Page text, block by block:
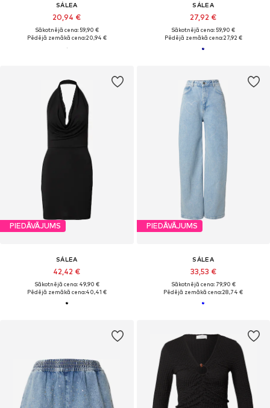
SÁLEA
20,94 €
Sākotnējā cena: 59,90 €
Pēdējā zemākā cena:20,94 €
SÁLEA
27,92 €
Sākotnējā cena: 59,90 €
Pēdējā zemākā cena:27,92 €
PIEDĀVĀJUMS
SÁLEA
42,42 €
Sākotnējā cena: 49,90 €
Pēdējā zemākā cena:40,41 €
PIEDĀVĀJUMS
SÁLEA
33,53 €
Sākotnējā cena: 79,90 €
Pēdējā zemākā cena:28,74 €